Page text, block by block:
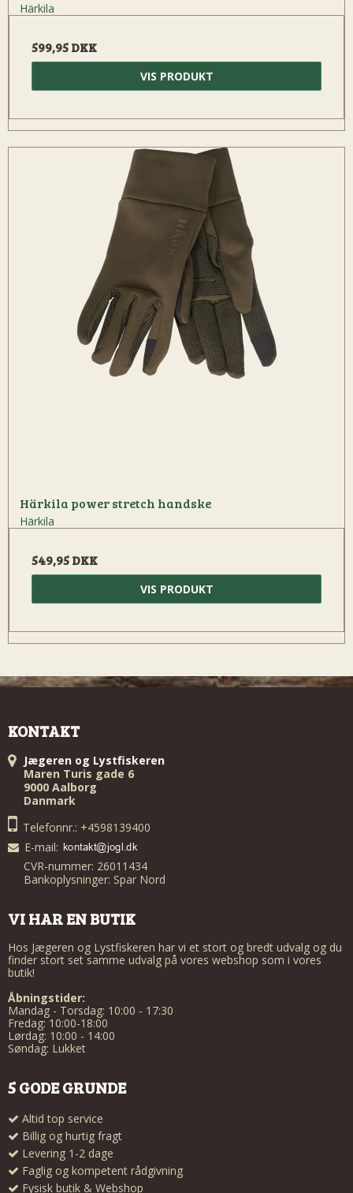
Härkila
599,95 DKK
VIS PRODUKT
Härkila power stretch handske
Härkila
549,95 DKK
VIS PRODUKT
KONTAKT
Jægeren og Lystfiskeren
Maren Turis gade 6
9000 Aalborg
Danmark
Telefonnr.: +4598139400
E-mail:
CVR-nummer: 26011434
Bankoplysninger: Spar Nord
VI HAR EN BUTIK
Hos Jægeren og Lystfiskeren har vi et stort og bredt udvalg og du
finder stort set samme udvalg på vores webshop som i vores
butik!
Åbningstider:
Mandag - Torsdag: 10:00 - 17:30
Fredag: 10:00-18:00
Lørdag: 10:00 - 14:00
Søndag: Lukket
5 GODE GRUNDE
Altid top service
Billig og hurtig fragt
Levering 1-2 dage
Faglig og kompetent rådgivning
Fysisk butik & Webshop